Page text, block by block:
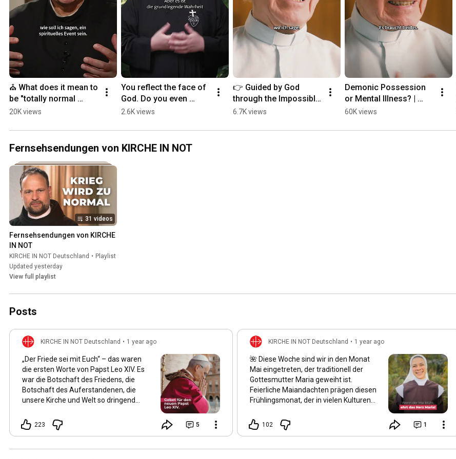
⛪ What does it mean to
be "totally normal
Catholic"? | Father Karl
20K views
You reflect the face of
God. Do you even
realize that?
2.6K views
👉 Guided by God
through the Impossible
| Father Buob
6.7K views
Demonic Possession
or Mental Illness? |
Father Buob #church
#catholic
60K views
Fernsehsendungen von KIRCHE IN NOT
31 videos
Fernsehsendungen von KIRCHE
IN NOT
KIRCHE IN NOT Deutschland • Playlist
Updated yesterday
View full playlist
Posts
KIRCHE IN NOT Deutschland • 1 year ago
„Der Friede sei mit Euch“ – das waren
die ersten Worte von Papst Leo XIV. Es
war die Botschaft des Friedens, die
Botschaft des Auferstandenen, die
unsere Kirche und Welt so dringend
Projektpartner. Wir konnten während
seiner Amtszeit als Bischof von
2023 zahlreiche Projekte in seiner
223 5
KIRCHE IN NOT Deutschland • 1 year ago
🌺 Diese Woche sind wir in den Monat
Mai eingetreten, der traditionell der
Gottesmutter Maria geweiht ist.
Feierliche Maiandachten prägen diesen
Frühlingsmonat, der in vielen Kulturen
wir spüren: Alles blüht auf, und die Natur
erwacht in ihrer ganzen Schönheit.
„schönste Blume“ der Schöpfung
102 1